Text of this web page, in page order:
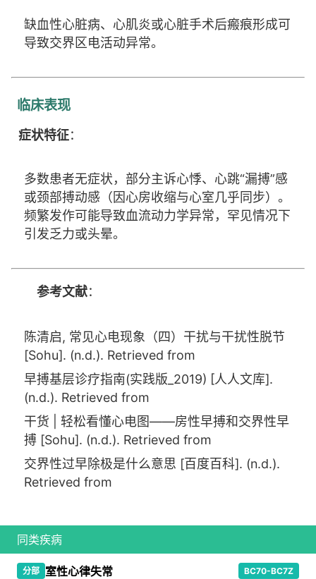
缺血性心脏病、心肌炎或心脏手术后瘢痕形成可
导致交界区电活动异常。
临床表现
症状特征：
多数患者无症状，部分主诉心悸、心跳“漏搏”感
或颈部搏动感（因心房收缩与心室几乎同步）。
频繁发作可能导致血流动力学异常，罕见情况下
引发乏力或头晕。
参考文献：
陈清启, 常见心电现象（四）干扰与干扰性脱节
[Sohu]. (n.d.). Retrieved from
早搏基层诊疗指南(实践版_2019) [人人文库].
(n.d.). Retrieved from
干货 | 轻松看懂心电图——房性早搏和交界性早
搏 [Sohu]. (n.d.). Retrieved from
交界性过早除极是什么意思 [百度百科]. (n.d.).
Retrieved from
同类疾病
分部 室性心律失常 BC70-BC7Z